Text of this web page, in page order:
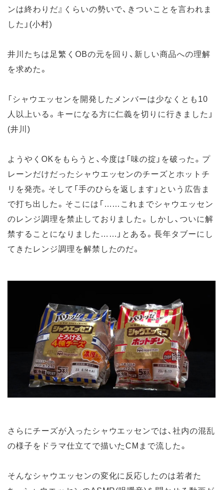
ンは終わりだ』くらいの勢いで、きついことを言われま
した」(小村)
井川たちは足繁くOBの元を回り、新しい商品への理解
を求めた。
「シャウエッセンを開発したメンバーは少なくとも10
人以上いる。キーになる方に仁義を切りに行きました」
(井川)
ようやくOKをもらうと、今度は「味の掟」を破った。プ
レーンだけだったシャウエッセンのチーズとホットチ
リを発売。そして「手のひらを返します」という広告ま
で打ち出した。そこには「……これまでシャウエッセン
のレンジ調理を禁止しておりました。しかし、ついに解
禁することになりました……」とある。長年タブーにし
てきたレンジ調理を解禁したのだ。
さらにチーズが入ったシャウエッセンでは、社内の混乱
の様子をドラマ仕立てで描いたCMまで流した。
そんなシャウエッセンの変化に反応したのは若者た